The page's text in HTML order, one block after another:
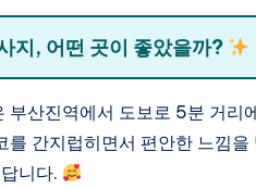
지, 어떤 곳이 좋았을까?
부산진역에서 도보로 5분 거리
를 간지럽히면서 편안한 느낌을
니다.